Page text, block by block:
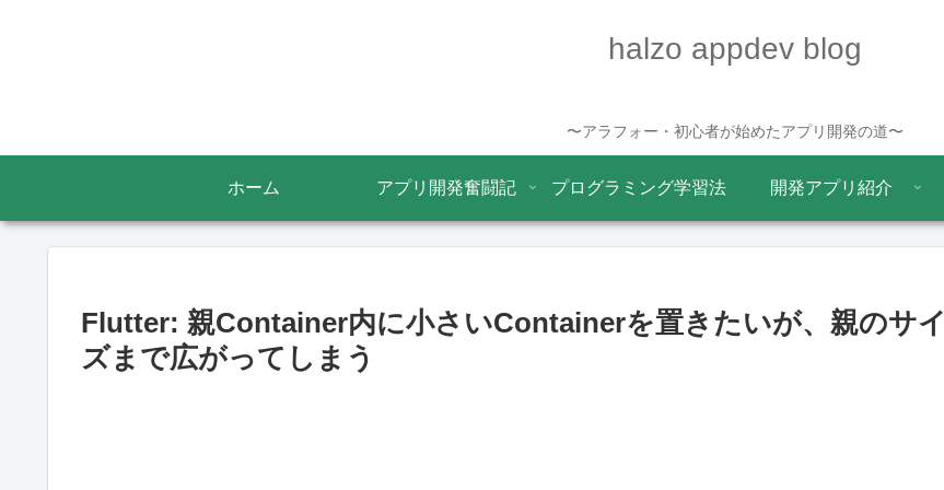
halzo appdev blog
〜アラフォー・初心者が始めたアプリ開発の道〜
ホーム アプリ開発奮闘記 プログラミング学習法 開発アプリ紹介
Flutter: 親Container内に小さいContainerを置きたいが、親のサイ
ズまで広がってしまう